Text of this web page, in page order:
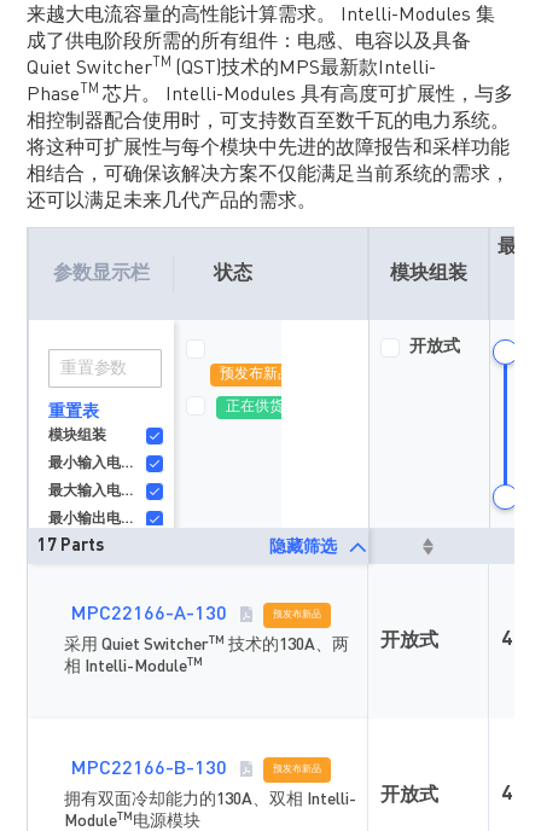
来越大电流容量的高性能计算需求。 Intelli-Modules 集
成了供电阶段所需的所有组件：电感、电容以及具备
Quiet Switcher TM (QST)技术的MPS最新款Intelli-
Phase
TM芯片。 Intelli-Modules 具有高度可扩展性，与多
相控制器配合使用时，可支持数百至数千瓦的电力系统。
将这种可扩展性与每个模块中先进的故障报告和采样功能
相结合，可确保该解决方案不仅能满足当前系统的需求，
还可以满足未来几代产品的需求。
参数显示栏 状态 模块组装
最小
重置表
模块组装
最小输入电压（V）
最大输入电压（V）
最小输出电压（V）
尺寸 长x宽（mm）
等级
预发布新品
正在供货
开放式
17 Parts 隐藏筛选
MPC22166-A-130 预发布新品
采用 Quiet SwitcherTM 技术的130A、两
相 Intelli-ModuleTM
开放式 4
MPC22166-B-130 预发布新品
拥有双面冷却能力的130A、双相 Intelli-
ModuleTM 电源模块
开放式 4